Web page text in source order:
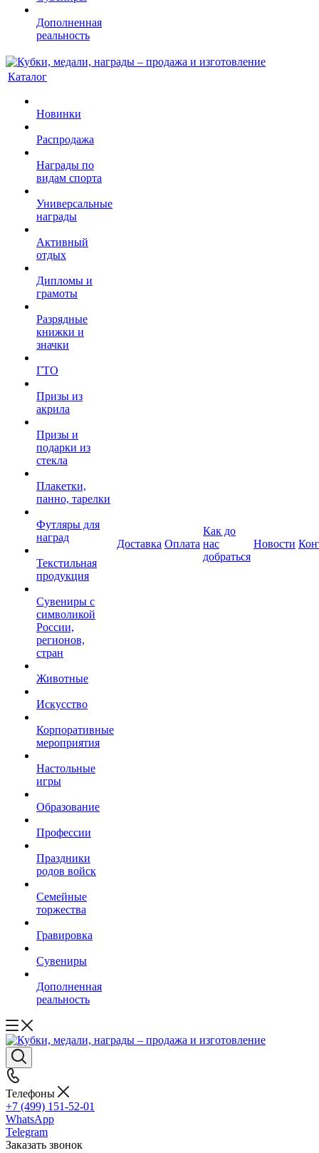
Дополненная
реальность
Каталог
Новинки
Распродажа
Награды по
видам спорта
Универсальные
награды
Активный
отдых
Дипломы и
грамоты
Разрядные
книжки и
значки
ГТО
Призы из
акрила
Призы и
подарки из
стекла
Плакетки,
панно, тарелки
Футляры для
наград
Текстильная
продукция
Сувениры с
символикой
России,
регионов,
стран
Животные
Искусство
Корпоративные
мероприятия
Настольные
игры
Образование
Профессии
Праздники
родов войск
Семейные
торжества
Гравировка
Сувениры
Дополненная
реальность
Доставка Оплата
Как до
нас
добраться
Новости
Телефоны
+7 (499) 151-52-01
WhatsApp
Telegram
Заказать звонок